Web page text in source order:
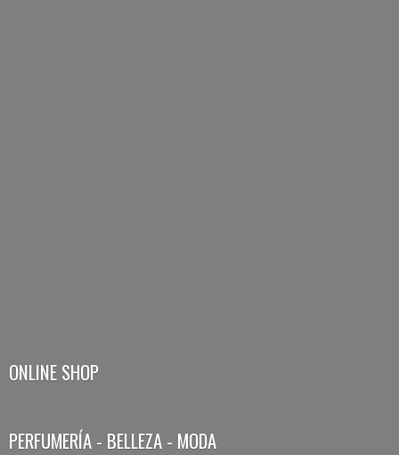
ONLINE SHOP
PERFUMERÍA - BELLEZA - MODA